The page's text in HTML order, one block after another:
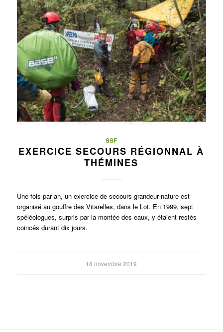
SSF
EXERCICE SECOURS RÉGIONNAL À
THÉMINES
Une fois par an, un exercice de secours grandeur nature est
organisé au gouffre des Vitarelles, dans le Lot. En 1999, sept
spéléologues, surpris par la montée des eaux, y étaient restés
coincés durant dix jours.
18 novembre 2019